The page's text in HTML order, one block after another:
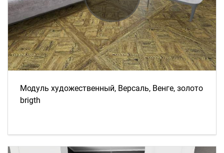
Модуль художественный, Версаль, Венге, золото
brigth